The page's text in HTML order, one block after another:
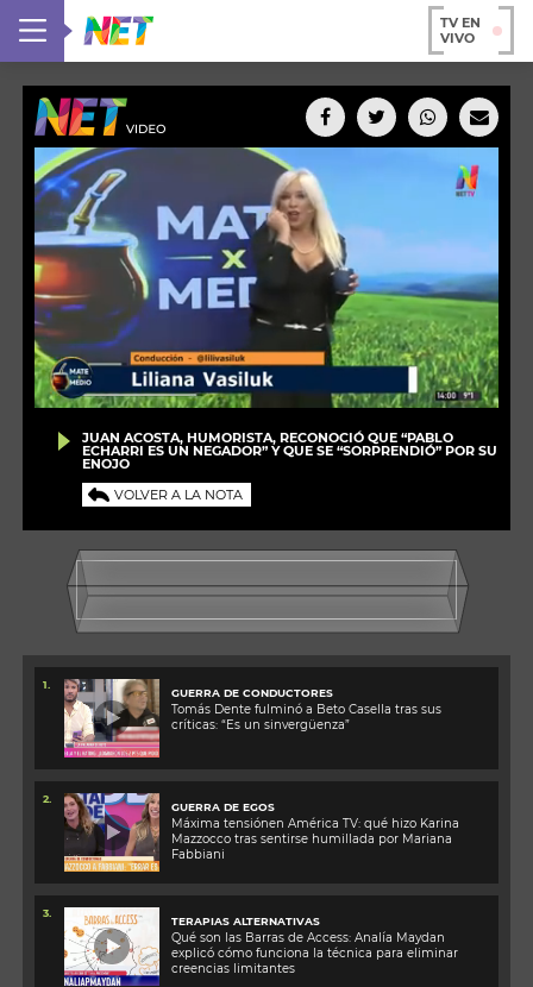
TV EN
VIVO
JUAN ACOSTA, HUMORISTA, RECONOCIÓ QUE “PABLO
ECHARRI ES UN NEGADOR” Y QUE SE “SORPRENDIÓ” POR SU
ENOJO
VOLVER A LA NOTA
1.
GUERRA DE CONDUCTORES
Tomás Dente fulminó a Beto Casella tras sus
críticas: “Es un sinvergüenza”
2.
GUERRA DE EGOS
Máxima tensiónen América TV: qué hizo Karina
Mazzocco tras sentirse humillada por Mariana
Fabbiani
3.
TERAPIAS ALTERNATIVAS
Qué son las Barras de Access: Analía Maydan
explicó cómo funciona la técnica para eliminar
creencias limitantes